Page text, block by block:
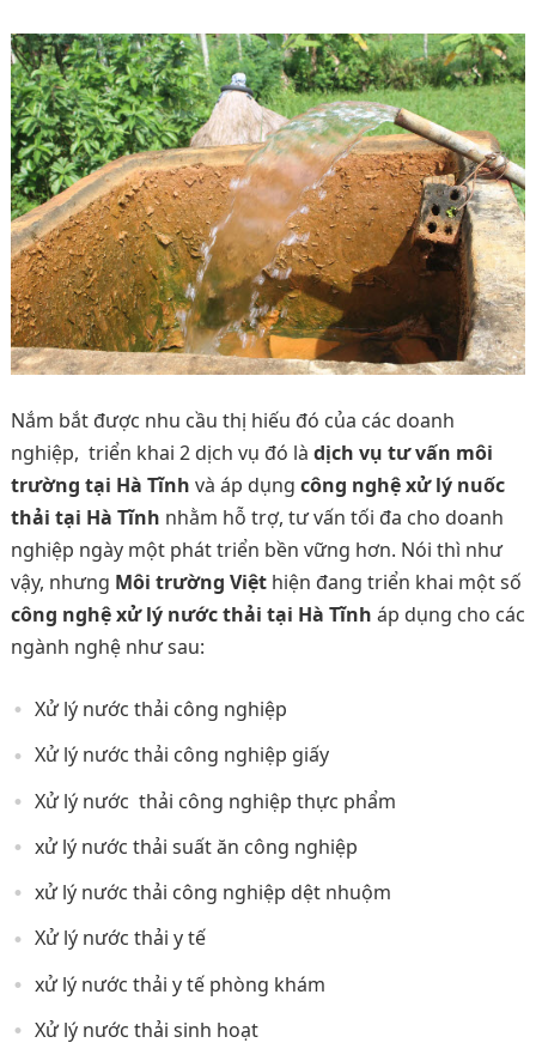
Nắm bắt được nhu cầu thị hiếu đó của các doanh
nghiệp, triển khai 2 dịch vụ đó là dịch vụ tư vấn môi
trường tại Hà Tĩnh và áp dụng công nghệ xử lý nuốc
thải tại Hà Tĩnh nhằm hỗ trợ, tư vấn tối đa cho doanh
nghiệp ngày một phát triển bền vững hơn. Nói thì như
vậy, nhưng Môi trường Việthiện đang triển khai một số
công nghệ xử lý nước thải tại Hà Tĩnh áp dụng cho các
ngành nghệ như sau:
Xử lý nước thải công nghiệp
Xử lý nước thải công nghiệp giấy
Xử lý nước thải công nghiệp thực phẩm
xử lý nước thải suất ăn công nghiệp
xử lý nước thải công nghiệp dệt nhuộm
Xử lý nước thải y tế
xử lý nước thải y tế phòng khám
Xử lý nước thải sinh hoạt